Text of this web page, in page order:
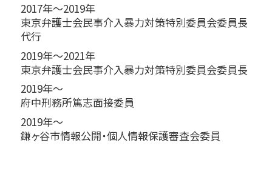
2017年～2019年
東京弁護士会民事介入暴力対策特別委員会委員長
代行
2019年～2021年
東京弁護士会民事介入暴力対策特別委員会委員長
2019年～
府中刑務所篤志面接委員
2019年～
鎌ヶ谷市情報公開・個人情報保護審査会委員